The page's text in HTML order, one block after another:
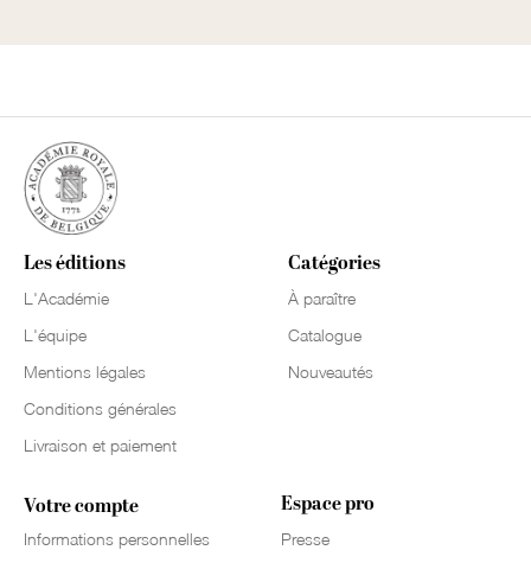
Les éditions
L'Académie
L'équipe
Mentions légales
Conditions générales
Livraison et paiement
Catégories
À paraître
Catalogue
Nouveautés
Votre compte
Informations personnelles
Espace pro
Presse